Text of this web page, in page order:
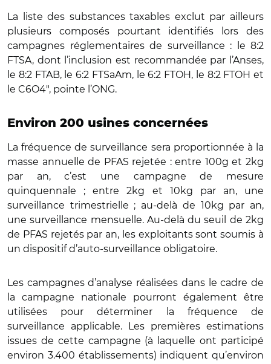
La liste des substances taxables exclut par ailleurs
plusieurs composés pourtant identifiés lors des
campagnes réglementaires de surveillance : le 8:2
FTSA, dont l’inclusion est recommandée par l’Anses,
le 8:2 FTAB, le 6:2 FTSaAm, le 6:2 FTOH, le 8:2 FTOH et
le C6O4", pointe l’ONG.
Environ 200 usines concernées
La fréquence de surveillance sera proportionnée à la
masse annuelle de PFAS rejetée : entre 100g et 2kg
par an, c’est une campagne de mesure
quinquennale ; entre 2kg et 10kg par an, une
surveillance trimestrielle ; au-delà de 10kg par an,
une surveillance mensuelle. Au-delà du seuil de 2kg
de PFAS rejetés par an, les exploitants sont soumis à
un dispositif d’auto-surveillance obligatoire.
Les campagnes d’analyse réalisées dans le cadre de
la campagne nationale pourront également être
utilisées pour déterminer la fréquence de
surveillance applicable. Les premières estimations
issues de cette campagne (à laquelle ont participé
environ 3.400 établissements) indiquent qu’environ